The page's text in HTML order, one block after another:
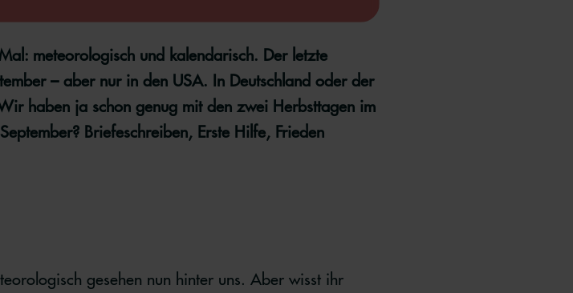
meteorologisch und kalendarisch. Der letzte
– aber nur in den USA. In Deutschland oder der
haben ja schon genug mit den zwei Herbsttagen im
Briefeschreiben, Erste Hilfe, Frieden
gesehen nun hinter uns. Aber wisst ihr